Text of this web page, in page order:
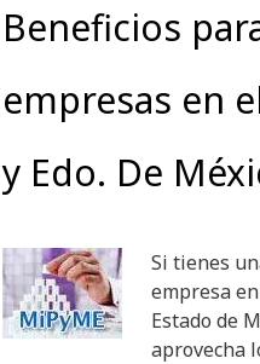
Beneficios
empresas en
y Edo. De
Si tienes
empresa
Estado de
aprovecha